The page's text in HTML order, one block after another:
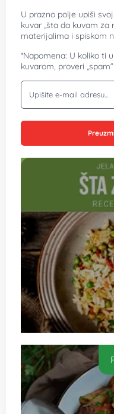
U prazno polje upiši
kuvar „šta da kuvam za
materijalima i spiskom
*Napomena: U koliko ti
kuvarom, proveri